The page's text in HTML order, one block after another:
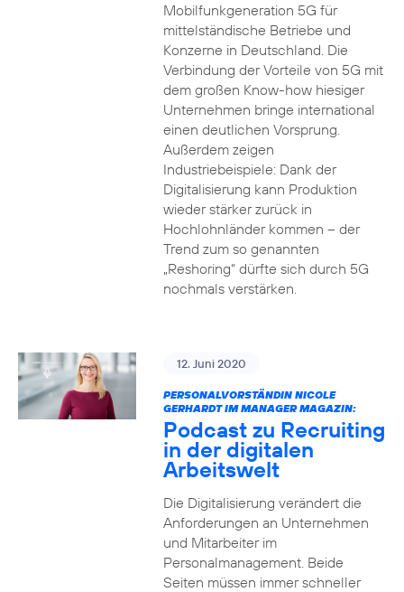
Mobilfunkgeneration 5G für
mittelständische Betriebe und
Konzerne in Deutschland. Die
Verbindung der Vorteile von 5G mit
dem großen Know-how hiesiger
Unternehmen bringe international
einen deutlichen Vorsprung.
Außerdem zeigen
Industriebeispiele: Dank der
Digitalisierung kann Produktion
wieder stärker zurück in
Hochlohnländer kommen – der
Trend zum so genannten
„Reshoring“ dürfte sich durch 5G
nochmals verstärken.
12. Juni 2020
PERSONALVORSTÄNDIN NICOLE
GERHARDT IM MANAGER MAGAZIN:
Podcast zu Recruiting
in der digitalen
Arbeitswelt
Die Digitalisierung verändert die
Anforderungen an Unternehmen
und Mitarbeiter im
Personalmanagement. Beide
Seiten müssen immer schneller